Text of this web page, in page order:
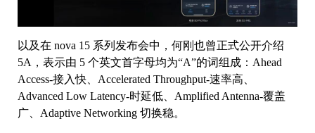
以及在 nova 15 系列发布会中，何刚也曾正式公开介绍
5A，表示由 5 个英文首字母均为“A”的词组成：Ahead
Access-接入快、Accelerated Throughput-速率高、
Advanced Low Latency-时延低、Amplified Antenna-覆盖
广、Adaptive Networking 切换稳。